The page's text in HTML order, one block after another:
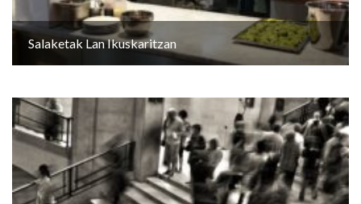
Salaketak Lan Ikuskaritzan